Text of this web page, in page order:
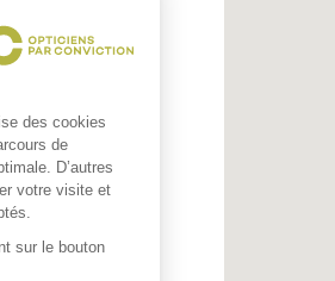
des cookies
de
D’autres
votre visite et
sur le bouton